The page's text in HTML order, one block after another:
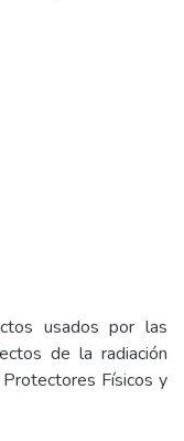
usados por las
de la radiación
Físicos y